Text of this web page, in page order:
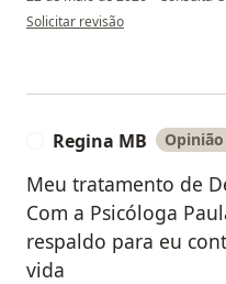
na opinião do utilizador JB
Solicitar revisão
Regina MB
Meu tratamento de
Com a Psicóloga
respaldo para eu
vida